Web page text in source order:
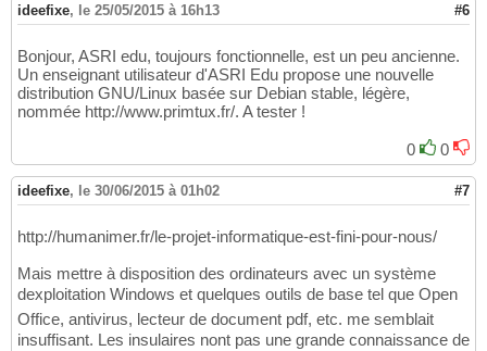
ideefixe, le 25/05/2015 à 16h13 #6
Bonjour, ASRI edu, toujours fonctionnelle, est un peu ancienne.
Un enseignant utilisateur d'ASRI Edu propose une nouvelle
distribution GNU/Linux basée sur Debian stable, légère,
nommée http://www.primtux.fr/. A tester !
0 0
ideefixe, le 30/06/2015 à 01h02 #7
http://humanimer.fr/le-projet-informatique-est-fini-pour-nous/
Mais mettre à disposition des ordinateurs avec un système
dexploitation Windows et quelques outils de base tel que Open
Office, antivirus, lecteur de document pdf, etc. me semblait
insuffisant. Les insulaires nont pas une grande connaissance de